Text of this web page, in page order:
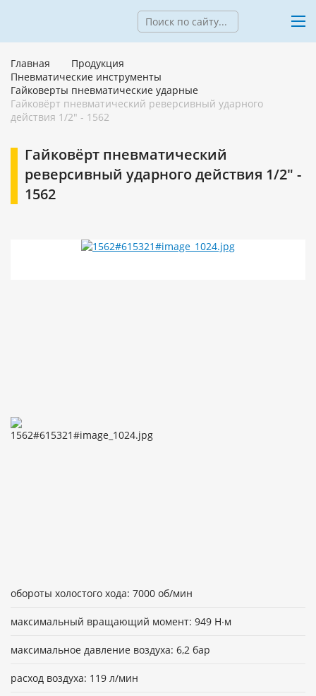
Главная
Продукция
Пневматические инструменты
Гайковерты пневматические ударные
Гайковёрт пневматический реверсивный ударного
действия 1/2" - 1562
Гайковёрт пневматический
реверсивный ударного действия 1/2" -
1562
обороты холостого хода: 7000 об/мин
максимальный вращающий момент: 949 Н∙м
максимальное давление воздуха: 6,2 бар
расход воздуха: 119 л/мин